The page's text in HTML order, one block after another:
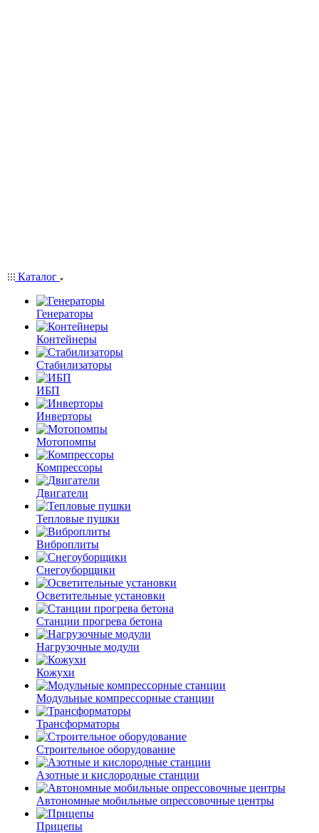
Каталог
Генераторы
Контейнеры
Стабилизаторы
ИБП
Инверторы
Мотопомпы
Компрессоры
Двигатели
Тепловые пушки
Виброплиты
Снегоуборщики
Осветительные установки
Станции прогрева бетона
Нагрузочные модули
Кожухи
Модульные компрессорные станции
Трансформаторы
Строительное оборудование
Азотные и кислородные станции
Автономные мобильные опрессовочные центры
Прицепы